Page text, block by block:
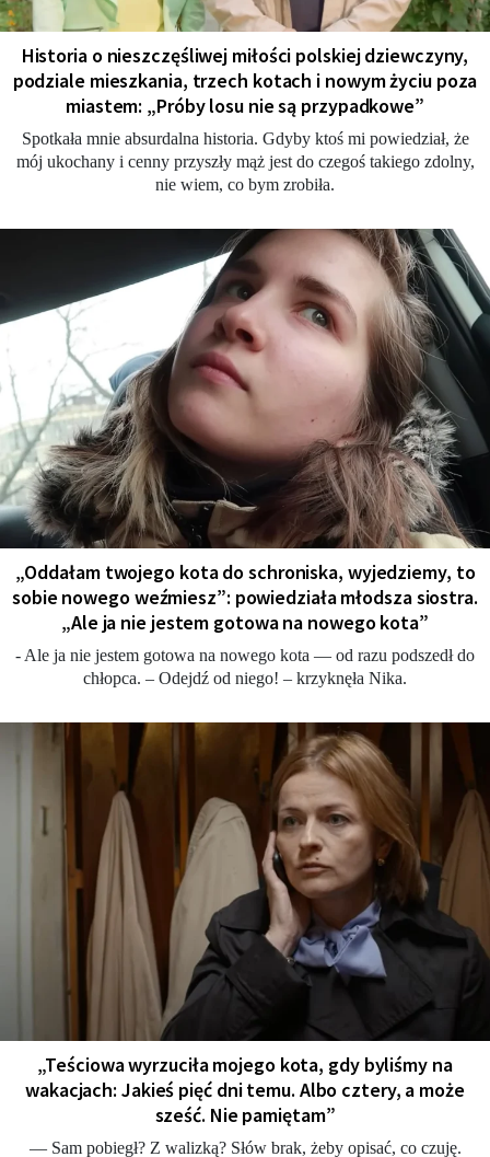
Historia o nieszczęśliwej miłości polskiej dziewczyny,
podziale mieszkania, trzech kotach i nowym życiu poza
miastem: „Próby losu nie są przypadkowe”
Spotkała mnie absurdalna historia. Gdyby ktoś mi powiedział, że
mój ukochany i cenny przyszły mąż jest do czegoś takiego zdolny,
nie wiem, co bym zrobiła.
„Oddałam twojego kota do schroniska, wyjedziemy, to
sobie nowego weźmiesz”: powiedziała młodsza siostra.
„Ale ja nie jestem gotowa na nowego kota”
- Ale ja nie jestem gotowa na nowego kota — od razu podszedł do
chłopca. – Odejdź od niego! – krzyknęła Nika.
„Teściowa wyrzuciła mojego kota, gdy byliśmy na
wakacjach: Jakieś pięć dni temu. Albo cztery, a może
sześć. Nie pamiętam”
— Sam pobiegł? Z walizką? Słów brak, żeby opisać, co czuję.